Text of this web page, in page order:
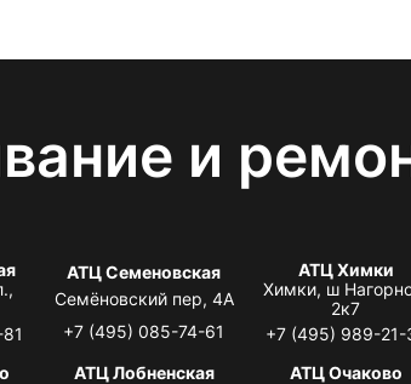
и
АТЦ Семеновская
Семёновский пер, 4А
+7 (495) 085-74-61
АТЦ Химки
Химки, ш
2к7
+7 (495) 989-21-
АТЦ Лобненская
АТЦ Очаково